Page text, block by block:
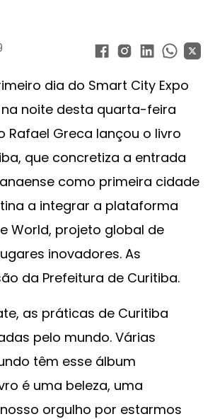
dia do Smart City Expo
noite desta quarta-feira
Rafael Greca lançou o livro
que concretiza a entrada
como primeira cidade
a integrar a plataforma
World, projeto global de
inovadores. As
da Prefeitura de Curitiba.
as práticas de Curitiba
pelo mundo. Várias
têm esse álbum
é uma beleza, uma
orgulho por estarmos